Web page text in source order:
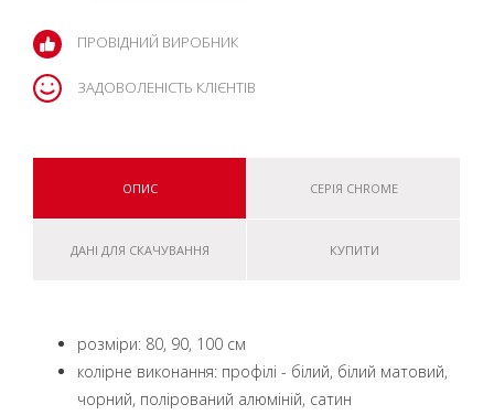
ПРОВІДНИЙ ВИРОБНИК
ЗАДОВОЛЕНІСТЬ КЛІЄНТІВ
ОПИС СЕРІЯ CHROME
ДАНІ ДЛЯ СКАЧУВАННЯ КУПИТИ
розміри: 80, 90, 100 см
колірне виконання: профілі - білий, білий матовий,
чорний, полірований алюміній, сатин